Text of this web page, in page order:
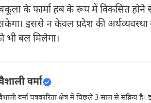
के फार्मा हब के रूप में विकसित होने
इससे न केवल प्रदेश की
भी बल मिलेगा।
वर्मा
वर्मा पत्रकारिता क्षेत्र में पिछले 3 साल से